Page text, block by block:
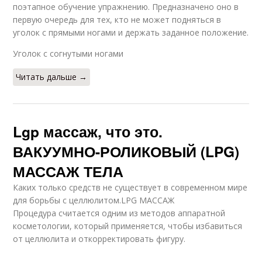
поэтапное обучение упражнению. Предназначено оно в
первую очередь для тех, кто не может подняться в
уголок с прямыми ногами и держать заданное положение.
Уголок с согнутыми ногами
Читать дальше →
Lgp массаж, что это.
ВАКУУМНО-РОЛИКОВЫЙ (LPG)
МАССАЖ ТЕЛА
Каких только средств не существует в современном мире
для борьбы с целлюлитом.LPG МАССАЖ
Процедура считается одним из методов аппаратной
косметологии, который применяется, чтобы избавиться
от целлюлита и откорректировать фигуру.